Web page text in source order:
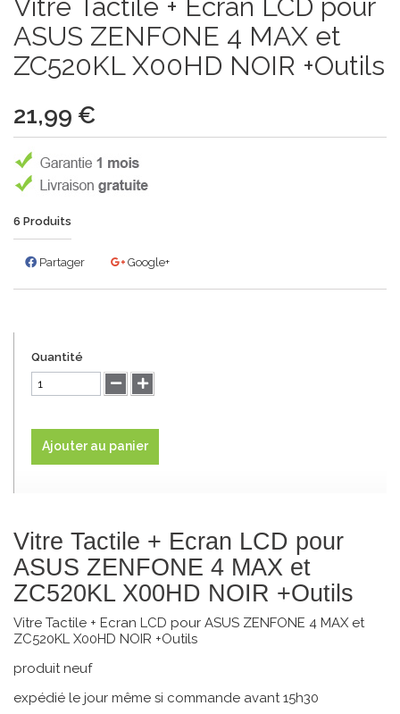
Vitre Tactile + Ecran LCD pour
ASUS ZENFONE 4 MAX et
ZC520KL X00HD NOIR +Outils
21,99 €
6 Produits
Partager Google+
Quantité
Ajouter au panier
Vitre Tactile + Ecran LCD pour
ASUS ZENFONE 4 MAX et
ZC520KL X00HD NOIR +Outils
Vitre Tactile + Ecran LCD pour ASUS ZENFONE 4 MAX et
ZC520KL X00HD NOIR +Outils
produit neuf
expédié le jour même si commande avant 15h30